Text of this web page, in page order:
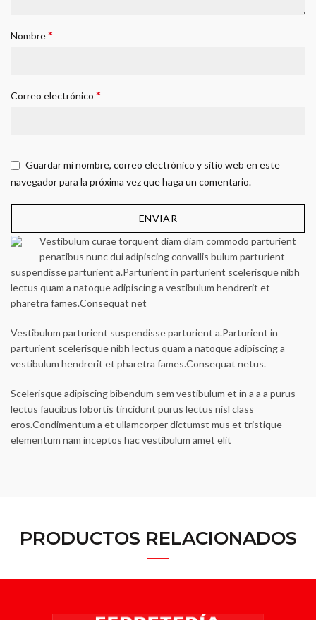
Nombre*
Correo electrónico *
Guardar mi nombre, correo electrónico y sitio web en este
navegador para la próxima vez que haga un comentario.
Vestibulum curae torquent diam diam commodo parturient
penatibus nunc dui adipiscing convallis bulum parturient
suspendisse parturient a.Parturient in parturient scelerisque nibh
lectus quam a natoque adipiscing a vestibulum hendrerit et
pharetra fames.Consequat net
Vestibulum parturient suspendisse parturient a.Parturient in
parturient scelerisque nibh lectus quam a natoque adipiscing a
vestibulum hendrerit et pharetra fames.Consequat netus.
Scelerisque adipiscing bibendum sem vestibulum et in a a a purus
lectus faucibus lobortis tincidunt purus lectus nisl class
eros.Condimentum a et ullamcorper dictumst mus et tristique
elementum nam inceptos hac vestibulum amet elit
PRODUCTOS RELACIONADOS